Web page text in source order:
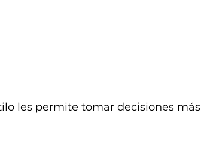
les permite tomar decisiones más